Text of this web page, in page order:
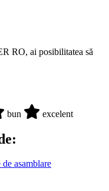
RO, ai posibilitatea să
bun excelent